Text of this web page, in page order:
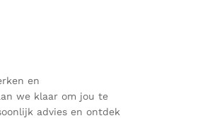
en
we klaar om jou te
advies en ontdek